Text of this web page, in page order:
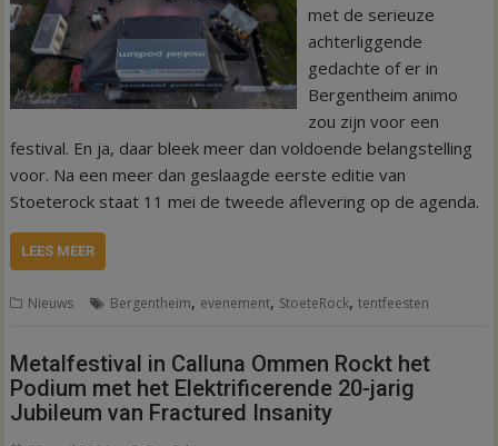
met de serieuze
achterliggende
gedachte of er in
Bergentheim animo
zou zijn voor een
festival. En ja, daar bleek meer dan voldoende belangstelling
voor. Na een meer dan geslaagde eerste editie van
Stoeterock staat 11 mei de tweede aflevering op de agenda.
LEES MEER
Nieuws Bergentheim, evenement, StoeteRock,tentfeesten
Metalfestival in Calluna Ommen Rockt het
Podium met het Elektrificerende 20-jarig
Jubileum van Fractured Insanity